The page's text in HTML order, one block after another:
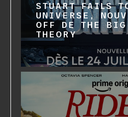
STUART FAILS
UNIVERSE,
OFF DE THE BIG
THEORY